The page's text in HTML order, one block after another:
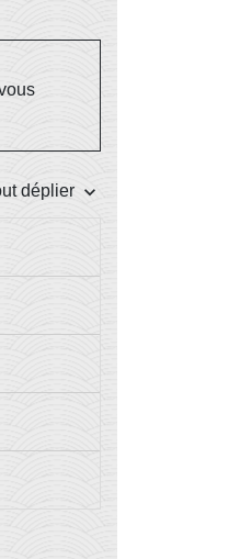
déplier keyboard_arrow_down